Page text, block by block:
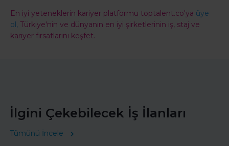
En iyi yeteneklerin kariyer platformu toptalent.co'ya üye
ol, Türkiye'nin ve dünyanın en iyi şirketlerinin iş, staj ve
kariyer fırsatlarını keşfet.
İlgini Çekebilecek İş İlanları
Tümünü İncele